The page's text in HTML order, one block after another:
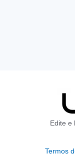
Edite e
Termos